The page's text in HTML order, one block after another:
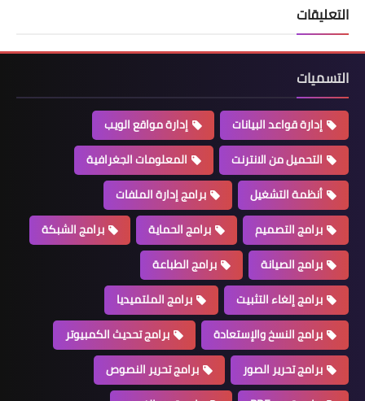
التعليقات
التسميات
إدارة قواعد البيانات
إدارة مواقع الويب
التحميل من الانترنت
المعلومات الجغرافية
أنظمة التشغيل
برامج إدارة الملفات
برامج التصميم
برامج الحماية
برامج الشبكة
برامج الصيانة
برامج الطباعة
برامج إلغاء التثبيت
برامج الملتميديا
برامج النسخ والإستعادة
برامج تحديث الكمبيوتر
برامج تحرير الصور
برامج تحرير النصوص